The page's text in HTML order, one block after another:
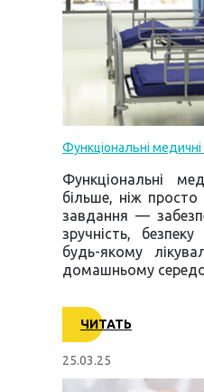
Функціональні медичні
Функціональні
більше, ніж просто
завдання —
зручність,
будь-якому
домашньому
ЧИТАТЬ
25.03.25